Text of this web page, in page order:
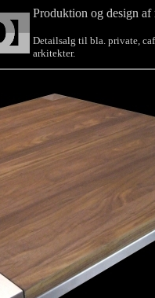
Produktion og design af
Detailsalg til bla. private,
arkitekter.